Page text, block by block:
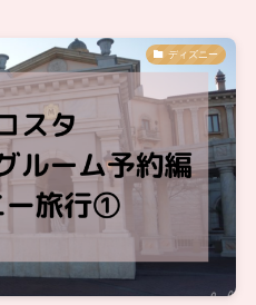
ディズニー